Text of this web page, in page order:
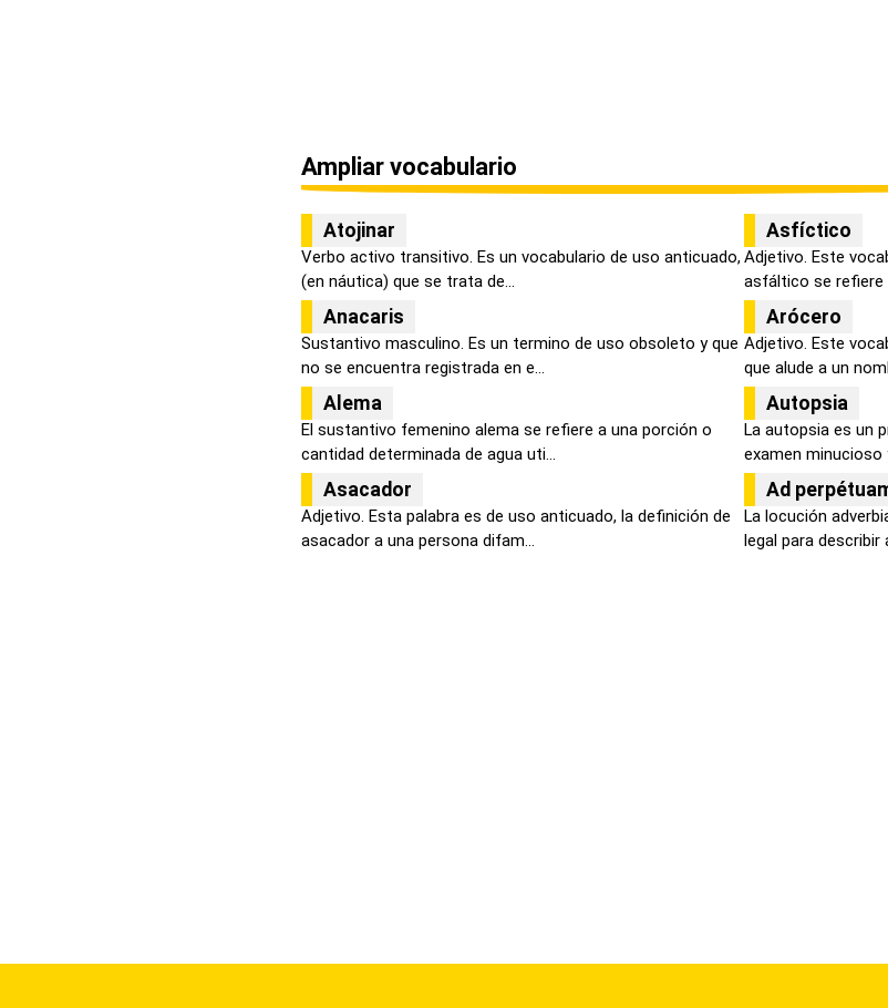
Ampliar vocabulario
Atojinar
Verbo activo transitivo. Es un vocabulario de uso anticuado,
(en náutica) que se trata de...
Asfíctico
Adjetivo. Este
asfáltico se refiere
Anacaris
Sustantivo masculino. Es un termino de uso obsoleto y que
no se encuentra registrada en e...
Arócero
Adjetivo. Este
que alude a un
Alema
El sustantivo femenino alema se refiere a una porción o
cantidad determinada de agua uti...
Autopsia
La autopsia es un
examen minucioso
Asacador
Adjetivo. Esta palabra es de uso anticuado, la definición de
asacador a una persona difam...
Ad
La locución
legal para describir